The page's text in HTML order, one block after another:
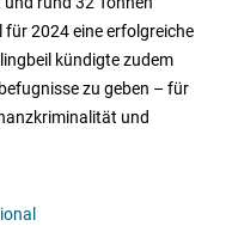
für 2024 eine erfolgreiche
kündigte zudem
zu geben – für
und